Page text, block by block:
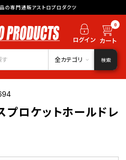
の専門通販アストロプロダクツ
0
全カテゴリ 検索
プロケットホールドレ